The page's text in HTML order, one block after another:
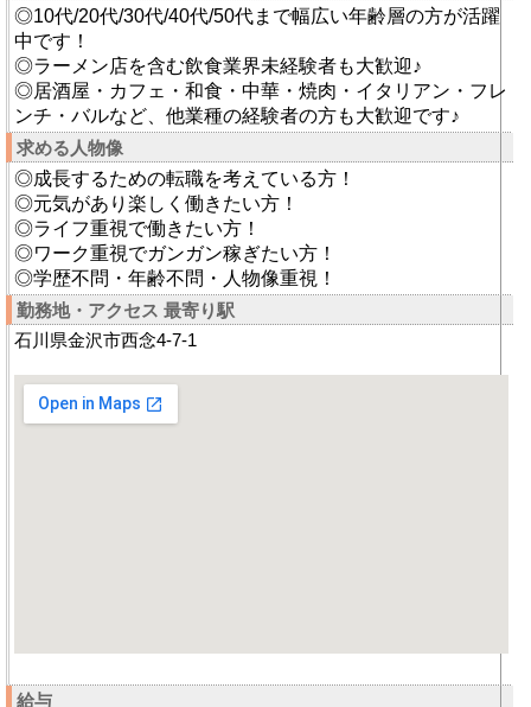
◎10代/20代/30代/40代/50代まで幅広い年齢層の方が活躍
中です！
◎ラーメン店を含む飲食業界未経験者も大歓迎♪
◎居酒屋・カフェ・和食・中華・焼肉・イタリアン・フレ
ンチ・バルなど、他業種の経験者の方も大歓迎です♪
求める人物像
◎成長するための転職を考えている方！
◎元気があり楽しく働きたい方！
◎ライフ重視で働きたい方！
◎ワーク重視でガンガン稼ぎたい方！
◎学歴不問・年齢不問・人物像重視！
勤務地・アクセス 最寄り駅
石川県金沢市西念4-7-1
給与